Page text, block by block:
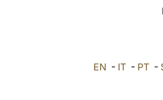
EN - IT - PT -